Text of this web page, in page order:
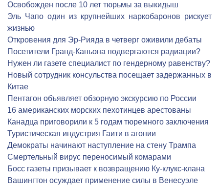
Освобожден после 10 лет тюрьмы за выкидыш
Эль Чапо один из крупнейших наркобаронов рискует
жизнью
Откровения для Эр-Рияда в четверг оживили дебаты
Посетители Гранд-Каньона подвергаются радиации?
Нужен ли газете специалист по гендерному равенству?
Новый сотрудник консульства посещает задержанных в
Китае
Пентагон объявляет обзорную экскурсию по России
16 американских морских пехотинцев арестованы
Канадца приговорили к 5 годам тюремного заключения
Туристическая индустрия Гаити в агонии
Демократы начинают наступление на стену Трампа
Смертельный вирус переносимый комарами
Босс газеты призывает к возвращению Ку-клукс-клана
Вашингтон осуждает применение силы в Венесуэле